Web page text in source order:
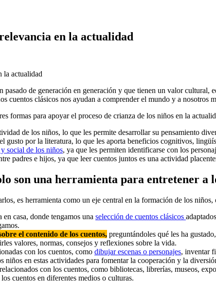
en la actualidad
pasado de generación en generación y que tienen un valor
cuentos clásicos nos ayudan a comprender el mundo y a nosotros
formas para apoyar el proceso de crianza de los niños en la
de los niños, lo que les permite desarrollar su pensamiento
gusto por la literatura, lo que les aporta beneficios cognitivos,
social de los niños, ya que les permiten identificarse con los
padres e hijos, ya que leer cuentos juntos es una actividad
son una herramienta para entretener a
es herramienta como un eje central en la formación de los
casa, donde tengamos una selección de cuentos clásicos
el contenido de los cuentos, preguntándoles qué les ha
valores, normas, consejos y reflexiones sobre la vida.
con los cuentos, como dibujar escenas o personajes, inventar
niños en estas actividades para fomentar la cooperación y la
con los cuentos, como bibliotecas, librerías, museos,
cuentos en diferentes medios o culturas.